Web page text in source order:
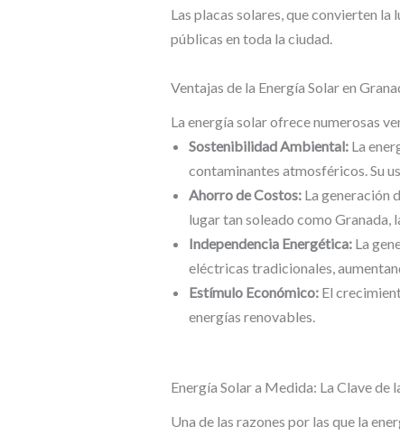
Las placas solares, que convierten
públicas en toda la ciudad.
Ventajas de la Energía Solar en
La energía solar ofrece numerosas
Sostenibilidad Ambiental:La
contaminantes atmosféricos. Su
Ahorro de Costos:La generación
lugar tan soleado como Granada,
Independencia Energética:La
eléctricas tradicionales,
Estímulo Económico:El
energías renovables.
Energía Solar a Medida: La Clave de
Una de las razones por las que la